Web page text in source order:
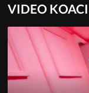
VIDEO